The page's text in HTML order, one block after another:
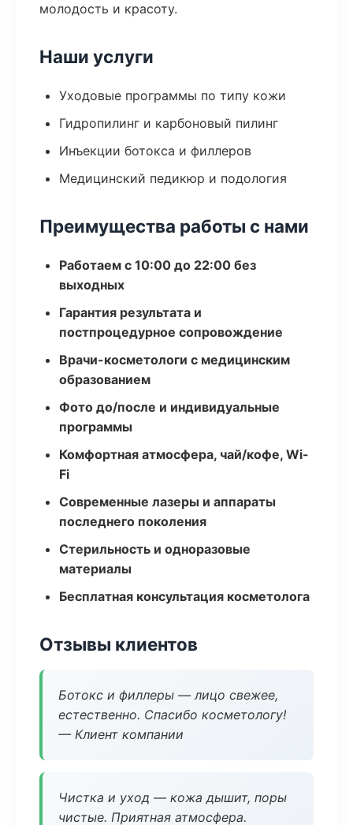
молодость и красоту.
Наши услуги
Уходовые программы по типу кожи
Гидропилинг и карбоновый пилинг
Инъекции ботокса и филлеров
Медицинский педикюр и подология
Преимущества работы с нами
Работаем с 10:00 до 22:00 без
выходных
Гарантия результата и
постпроцедурное сопровождение
Врачи-косметологи с медицинским
образованием
Фото до/после и индивидуальные
программы
Комфортная атмосфера, чай/кофе, Wi-
Fi
Современные лазеры и аппараты
последнего поколения
Стерильность и одноразовые
материалы
Бесплатная консультация косметолога
Отзывы клиентов
Ботокс и филлеры — лицо свежее,
естественно. Спасибо косметологу!
— Клиент компании
Чистка и уход — кожа дышит, поры
чистые. Приятная атмосфера.